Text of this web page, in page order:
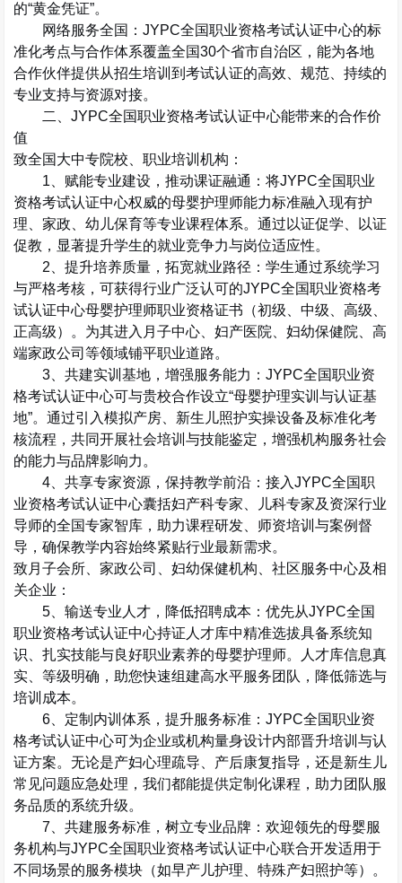
的“黄金凭证”。
网络服务全国 ：JYPC全国职业资格考试认证中心的标
准化考点与合作体系覆盖全国30个省市自治区 ，能为各地
合作伙伴提供从招生培训到考试认证的高效、规范、持续的
专业支持与资源对接。
二、JYPC全国职业资格考试认证中心能带来的合作价
值
致全国大中专院校、职业培训机构：
1 、赋能专业建设，推动课证融通 ：将JYPC全国职业
资格考试认证中心权威的母婴护理师能力标准融入现有护
理、家政、幼儿保育等专业课程体系。通过以证促学、以证
促教，显著提升学生的就业竞争力与岗位适应性。
2 、提升培养质量，拓宽就业路径 ：学生通过系统学习
与严格考核，可获得行业广泛认可的JYPC全国职业资格考
试认证中心母婴护理师职业资格证书 （初级、中级、高级、
正高级）。为其进入月子中心、妇产医院、妇幼保健院、高
端家政公司等领域铺平职业道路。
3 、共建实训基地，增强服务能力 ：JYPC全国职业资
格考试认证中心可与贵校合作设立“母婴护理实训与认证基
地”。通过引入模拟产房、新生儿照护实操设备及标准化考
核流程，共同开展社会培训与技能鉴定，增强机构服务社会
的能力与品牌影响力。
4 、共享专家资源，保持教学前沿 ：接入JYPC全国职
业资格考试认证中心囊括妇产科专家、儿科专家及资深行业
导师的全国专家智库，助力课程研发、师资培训与案例督
导，确保教学内容始终紧贴行业最新需求。
致月子会所、家政公司、妇幼保健机构、社区服务中心及相
关企业：
5 、输送专业人才，降低招聘成本 ：优先从JYPC全国
职业资格考试认证中心持证人才库中精准选拔具备系统知
识、扎实技能与良好职业素养的母婴护理师。人才库信息真
实、等级明确，助您快速组建高水平服务团队，降低筛选与
培训成本。
6 、定制内训体系，提升服务标准 ：JYPC全国职业资
格考试认证中心可为企业或机构量身设计内部晋升培训与认
证方案。无论是产妇心理疏导、产后康复指导，还是新生儿
常见问题应急处理，我们都能提供定制化课程，助力团队服
务品质的系统升级。
7 、共建服务标准，树立专业品牌 ：欢迎领先的母婴服
务机构与JYPC全国职业资格考试认证中心联合开发适用于
不同场景的服务模块（如早产儿护理、特殊产妇照护等）。